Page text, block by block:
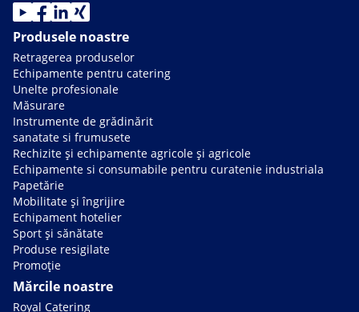
Produsele noastre
Retragerea produselor
Echipamente pentru catering
Unelte profesionale
Măsurare
Instrumente de grădinărit
sanatate si frumusete
Rechizite și echipamente agricole și agricole
Echipamente si consumabile pentru curatenie industriala
Papetărie
Mobilitate și îngrijire
Echipament hotelier
Sport și sănătate
Produse resigilate
Promoție
Mărcile noastre
Royal Catering